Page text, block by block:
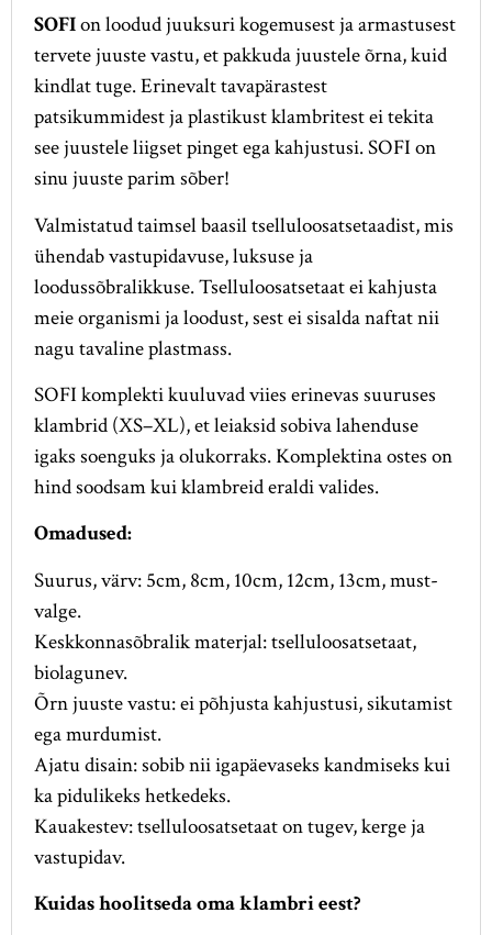
SOFIon loodud juuksuri kogemusest ja armastusest
tervete juuste vastu, et pakkuda juustele õrna, kuid
kindlat tuge. Erinevalt tavapärastest
patsikummidest ja plastikust klambritest ei tekita
see juustele liigset pinget ega kahjustusi. SOFI on
sinu juuste parim sõber!
Valmistatud taimsel baasil tselluloosatsetaadist, mis
ühendab vastupidavuse, luksuse ja
loodussõbralikkuse. Tselluloosatsetaat ei kahjusta
meie organismi ja loodust, sest ei sisalda naftat nii
nagu tavaline plastmass.
SOFI komplekti kuuluvad viies erinevas suuruses
klambrid (XS–XL), et leiaksid sobiva lahenduse
igaks soenguks ja olukorraks. Komplektina ostes on
hind soodsam kui klambreid eraldi valides.
Omadused:
Suurus, värv: 5cm, 8cm, 10cm, 12cm, 13cm, must-
valge.
Keskkonnasõbralik materjal: tselluloosatsetaat,
biolagunev.
Õrn juuste vastu: ei põhjusta kahjustusi, sikutamist
ega murdumist.
Ajatu disain: sobib nii igapäevaseks kandmiseks kui
ka pidulikeks hetkedeks.
Kauakestev: tselluloosatsetaat on tugev, kerge ja
vastupidav.
Kuidas hoolitseda oma klambri eest?